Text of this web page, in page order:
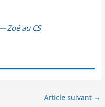
Zoé au CS
Article suivant →